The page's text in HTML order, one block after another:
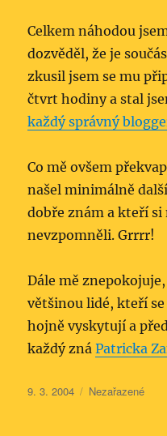
Celkem náhodou
dozvěděl, že je
zkusil jsem se mu
čtvrt hodiny a stal
každý správný
Co mě ovšem
našel minimálně
dobře znám a kteří si
nevzpomněli. Grrrr!
Dále mě
většinou lidé, kteří
hojně vyskytují a
každý znáPatricka
Publikováno:
9. 3. 2004 Rubriky:
Nezařazené